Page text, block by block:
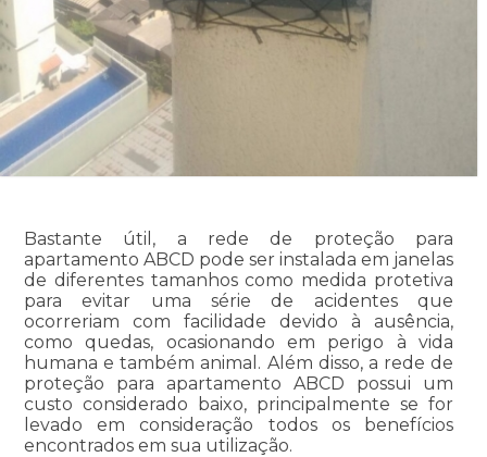
Bastante útil, a rede de proteção para
apartamento ABCD pode ser instalada em janelas
de diferentes tamanhos como medida protetiva
para evitar uma série de acidentes que
ocorreriam com facilidade devido à ausência,
como quedas, ocasionando em perigo à vida
humana e também animal. Além disso, a rede de
proteção para apartamento ABCD possui um
custo considerado baixo, principalmente se for
levado em consideração todos os benefícios
encontrados em sua utilização.